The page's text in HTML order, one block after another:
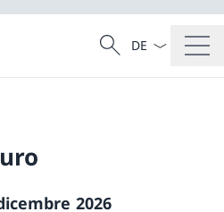
Cercare
Ricerca
Dal menu a
2026